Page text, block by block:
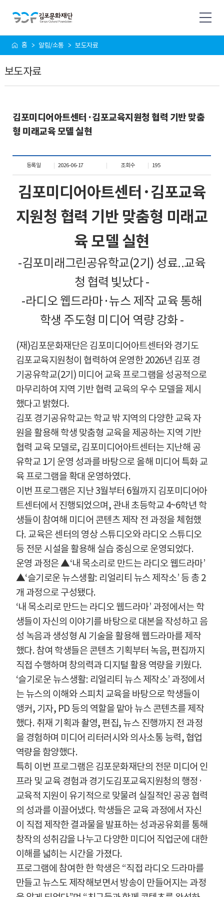
사
이
맵
홈 알림/소통 보도자료
보도자료
김포미디어아트센터·김포교육지원청 협력 기반 맞춤
형 미래교육 모델 실현
등록일 2026-06-17 조회수 195
김포미디어아트센터 ·김포교육
지원청 협력 기반 맞춤형 미래교
육 모델 실현
-김포미래그린공유학교(2기)성료..교육
청 협력 빛났다-
-라디오 웹드라마·뉴스 제작 교육 통해
학생 주도형 미디어 역량 강화-
(재)김포문화재단은 김포미디어아트센터와 경기도
김포교육지원청이 협력하여 운영한2026년 김포 경
기공유학교(2기 ) 미디어 교육 프로그램을 성공적으로
마무리하여 지역 기반 협력 교육의 우수 모델을 제시
했다고 밝혔다.
김포 경기공유학교는 학교 밖 지역의 다양한 교육 자
원을 활용해 학생 맞춤형 교육을 제공하는 지역 기반
협력 교육 모델로, 김포미디어아트센터는 지난해 공
유학교 1기 운영 성과를 바탕으로 올해 미디어 특화 교
육 프로그램을 확대 운영하였다.
이번 프로그램은 지난3월부터 6월까지 김포미디어아
트센터에서 진행되었으며 , 관내 초등학교4~6학년 학
생들이 참여해 미디어 콘텐츠 제작 전 과정을 체험했
다. 교육은 센터의 영상 스튜디오와 라디오 스튜디오
등 전문 시설을 활용해 실습 중심으로 운영되었다.
운영 과정은▲‘내 목소리로 만드는 라디오 웹드라마’
▲‘슬기로운 뉴스생활: 리얼리티 뉴스 제작소’ 등 총2
개 과정으로 구성됐다.
‘내 목소리로 만드는 라디오 웹드라마’ 과정에서는 학
생들이 자신의 이야기를 바탕으로 대본을 작성하고 음
성 녹음과 생성형 AI 기술을 활용해 웹드라마를 제작
했다. 참여 학생들은 콘텐츠 기획부터 녹음,편집까지
직접 수행하며 창의력과 디지털 활용 역량을 키웠다.
‘슬기로운 뉴스생활: 리얼리티 뉴스 제작소’ 과정에서
는 뉴스의 이해와 스피치 교육을 바탕으로 학생들이
앵커, 기자, PD 등의 역할을 맡아 뉴스 콘텐츠를 제작
했다. 취재 기획과 촬영,편집, 뉴스 진행까지 전 과정
을 경험하며 미디어 리터러시와 의사소통 능력, 협업
역량을 함양했다.
특히 이번 프로그램은 김포문화재단의 전문 미디어 인
프라 및 교육 경험과 경기도김포교육지원청의 행정 ·
교육적 지원이 유기적으로 맞물려 실질적인 공공 협력
의 성과를 이끌어냈다. 학생들은 교육 과정에서 자신
이 직접 제작한 결과물을 발표하는 성과공유회를 통해
창작의 성취감을 나누고 다양한 미디어 직업군에 대한
이해를 넓히는 시간을 가졌다.
프로그램에 참여한 한 학생은 “직접 라디오 드라마를
만들고 뉴스도 제작해보면서 방송이 만들어지는 과정